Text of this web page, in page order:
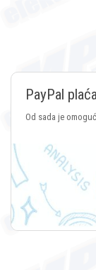
putem PayPal servisa